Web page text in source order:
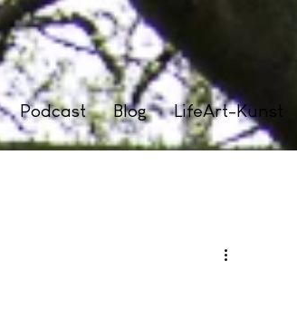
Podcast Blog LifeArt-Kunst